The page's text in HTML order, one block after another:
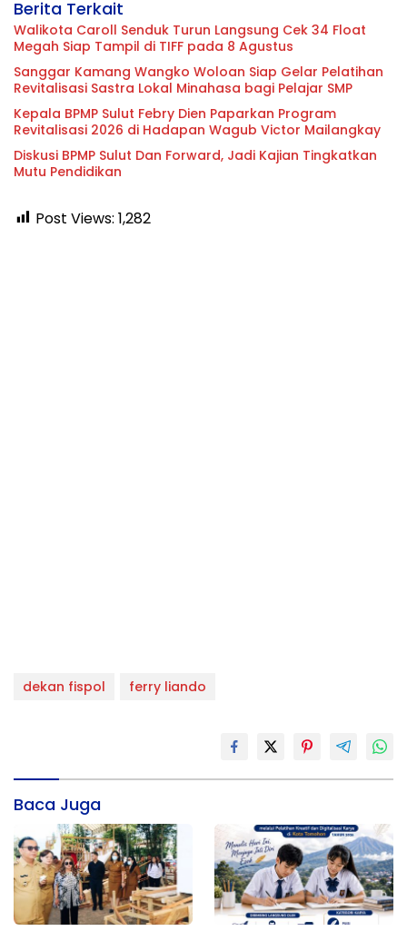
Berita Terkait
Walikota Caroll Senduk Turun Langsung Cek 34 Float
Megah Siap Tampil di TIFF pada 8 Agustus
Sanggar Kamang Wangko Woloan Siap Gelar Pelatihan
Revitalisasi Sastra Lokal Minahasa bagi Pelajar SMP
Kepala BPMP Sulut Febry Dien Paparkan Program
Revitalisasi 2026 di Hadapan Wagub Victor Mailangkay
Diskusi BPMP Sulut Dan Forward, Jadi Kajian Tingkatkan
Mutu Pendidikan
Post Views: 1,282
dekan fispol ferry liando
Baca Juga